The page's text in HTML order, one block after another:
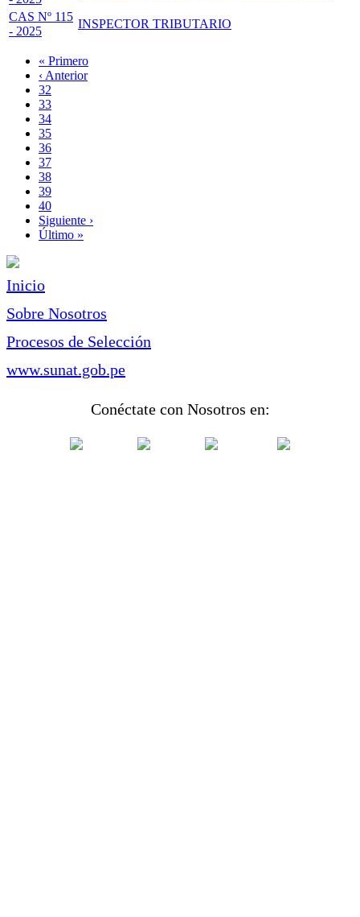
CAS Nº 115
- 2025
INSPECTOR TRIBUTARIO
Paginación
Primera
página
« Primero
Página
anterior
‹ Anterior
Page
32
Page
33
Page
34
Page
35
Página
actual
36
Page
37
Page
38
Page
39
Page
40
Siguiente
página
Siguiente ›
Última
Último »
Inicio
Sobre Nosotros
Procesos de Selección
www.sunat.gob.pe
Conéctate con Nosotros en: